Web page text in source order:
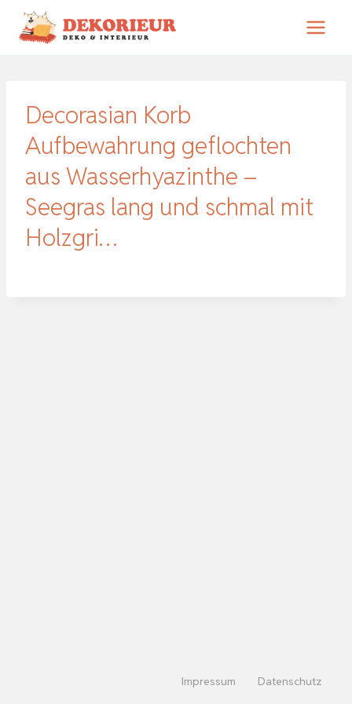
Zum
Inhalt
Decorasian Korb
Aufbewahrung geflochten
aus Wasserhyazinthe –
Seegras lang und schmal mit
Holzgri…
Impressum Datenschutz